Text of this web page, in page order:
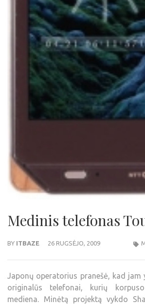
Medinis telefonas
BY ITBAZE 26 RUGSĖJO, 2009
Japonų operatorius pranešė, kad jam
originalūs telefonai, kurių
mediena. Minėtą projektą vykdo